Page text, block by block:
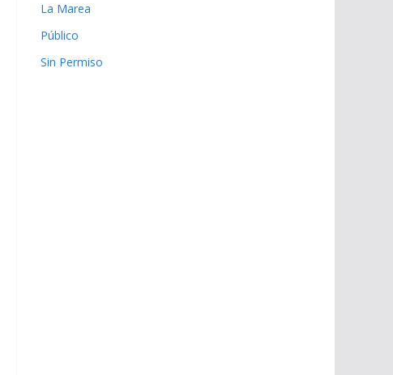
La Marea
Público
Sin Permiso